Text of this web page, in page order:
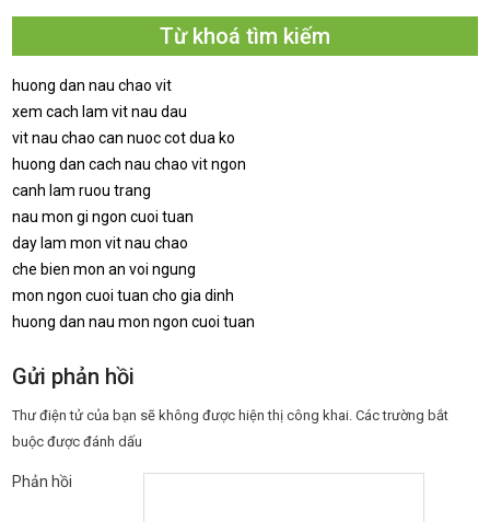
Từ khoá tìm kiếm
huong dan nau chao vit
xem cach lam vit nau dau
vit nau chao can nuoc cot dua ko
huong dan cach nau chao vit ngon
canh lam ruou trang
nau mon gi ngon cuoi tuan
day lam mon vit nau chao
che bien mon an voi ngung
mon ngon cuoi tuan cho gia dinh
huong dan nau mon ngon cuoi tuan
Gửi phản hồi
Thư điện tử của bạn sẽ không được hiện thị công khai. Các trường bắt
buộc được đánh dấu
Phản hồi